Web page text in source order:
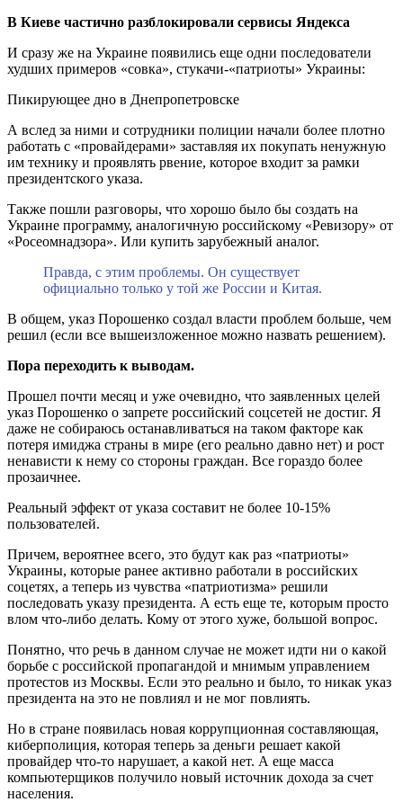
В Киеве частично разблокировали сервисы Яндекса
И сразу же на Украине появились еще одни последователи
худших примеров «совка», стукачи-«патриоты» Украины:
Пикирующее дно в Днепропетровске
А вслед за ними и сотрудники полиции начали более плотно
работать с «провайдерами» заставляя их покупать ненужную
им технику и проявлять рвение, которое входит за рамки
президентского указа.
Также пошли разговоры, что хорошо было бы создать на
Украине программу, аналогичную российскому «Ревизору» от
«Росеомнадзора». Или купить зарубежный аналог.
Правда, с этим проблемы. Он существует
официально только у той же России и Китая.
В общем, указ Порошенко создал власти проблем больше, чем
решил (если все вышеизложенное можно назвать решением).
Пора переходить к выводам.
Прошел почти месяц и уже очевидно, что заявленных целей
указ Порошенко о запрете российский соцсетей не достиг. Я
даже не собираюсь останавливаться на таком факторе как
потеря имиджа страны в мире (его реально давно нет) и рост
ненависти к нему со стороны граждан. Все гораздо более
прозаичнее.
Реальный эффект от указа составит не более 10-15%
пользователей.
Причем, вероятнее всего, это будут как раз «патриоты»
Украины, которые ранее активно работали в российских
соцетях, а теперь из чувства «патриотизма» решили
последовать указу президента. А есть еще те, которым просто
влом что-либо делать. Кому от этого хуже, большой вопрос.
Понятно, что речь в данном случае не может идти ни о какой
борьбе с российской пропагандой и мнимым управлением
протестов из Москвы. Если это реально и было, то никак указ
президента на это не повлиял и не мог повлиять.
Но в стране появилась новая коррупционная составляющая,
киберполиция, которая теперь за деньги решает какой
провайдер что-то нарушает, а какой нет. А еще масса
компьютерщиков получило новый источник дохода за счет
населения.